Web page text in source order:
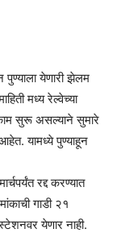
पुण्याला येणारी झेलम
मध्य रेल्वेच्या
सुरू असल्याने सुमारे
यामध्ये पुण्याहून
रद्द करण्यात
गाडी २१
येणार नाही.